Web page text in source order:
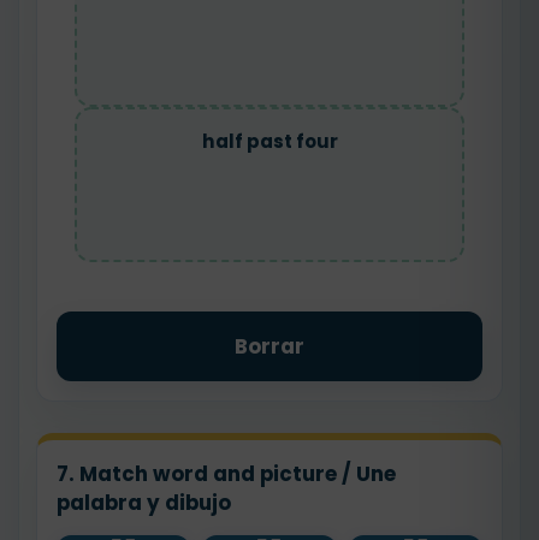
half past four
Borrar
7. Match word and picture / Une
palabra y dibujo
one